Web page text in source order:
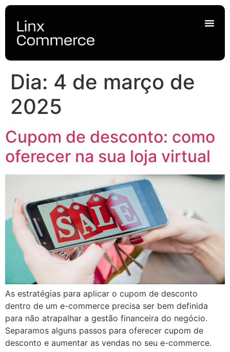
Dia: 4 de março de
2025
Cupom de desconto: como
oferecer na sua loja virtual
As estratégias para aplicar o cupom de desconto
dentro de um e-commerce precisa ser bem definida
para não atrapalhar a gestão financeira do negócio.
Separamos alguns passos para oferecer cupom de
desconto e aumentar as vendas no seu e-commerce.